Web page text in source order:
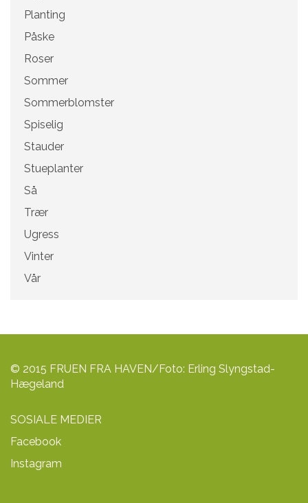
Planting
Påske
Roser
Sommer
Sommerblomster
Spiselig
Stauder
Stueplanter
Så
Trær
Ugress
Vinter
Vår
© 2015 FRUEN FRA HAVEN/Foto: Erling Slyngstad-
Hægeland
SOSIALE MEDIER
Facebook
Instagram